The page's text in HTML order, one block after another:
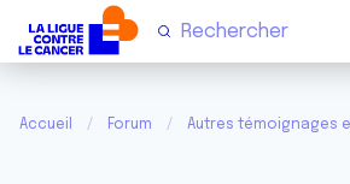
Accueil Forum Autres témoignages